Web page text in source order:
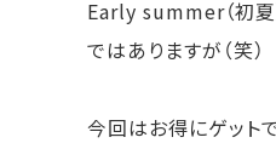
Early summer（初夏
ではありますが（笑）
今回はお得にゲット